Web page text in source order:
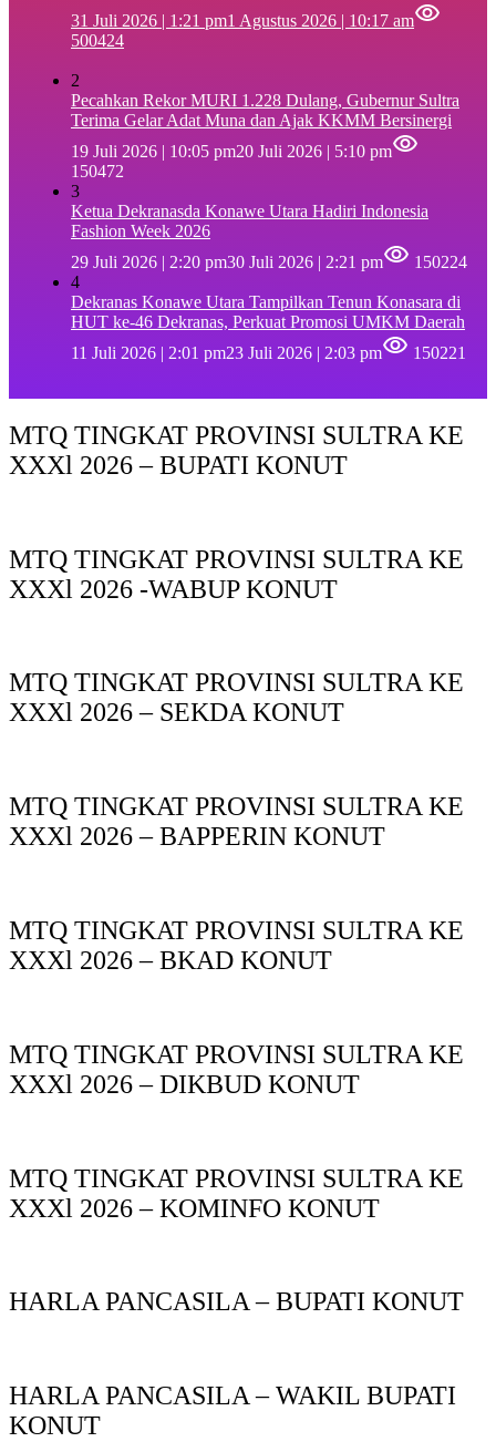
31 Juli 2026 | 1:21 pm1 Agustus 2026 | 10:17 am
500424
2
Pecahkan Rekor MURI 1.228 Dulang, Gubernur Sultra
Terima Gelar Adat Muna dan Ajak KKMM Bersinergi
19 Juli 2026 | 10:05 pm20 Juli 2026 | 5:10 pm
150472
3
Ketua Dekranasda Konawe Utara Hadiri Indonesia
Fashion Week 2026
29 Juli 2026 | 2:20 pm30 Juli 2026 | 2:21 pm
150224
4
Dekranas Konawe Utara Tampilkan Tenun Konasara di
HUT ke-46 Dekranas, Perkuat Promosi UMKM Daerah
11 Juli 2026 | 2:01 pm23 Juli 2026 | 2:03 pm 150221
MTQ TINGKAT PROVINSI SULTRA KE
XXXl 2026 – BUPATI KONUT
MTQ TINGKAT PROVINSI SULTRA KE
XXXl 2026 -WABUP KONUT
MTQ TINGKAT PROVINSI SULTRA KE
XXXl 2026 – SEKDA KONUT
MTQ TINGKAT PROVINSI SULTRA KE
XXXl 2026 – BAPPERIN KONUT
MTQ TINGKAT PROVINSI SULTRA KE
XXXl 2026 – BKAD KONUT
MTQ TINGKAT PROVINSI SULTRA KE
XXXl 2026 – DIKBUD KONUT
MTQ TINGKAT PROVINSI SULTRA KE
XXXl 2026 – KOMINFO KONUT
HARLA PANCASILA – BUPATI KONUT
HARLA PANCASILA – WAKIL BUPATI
KONUT